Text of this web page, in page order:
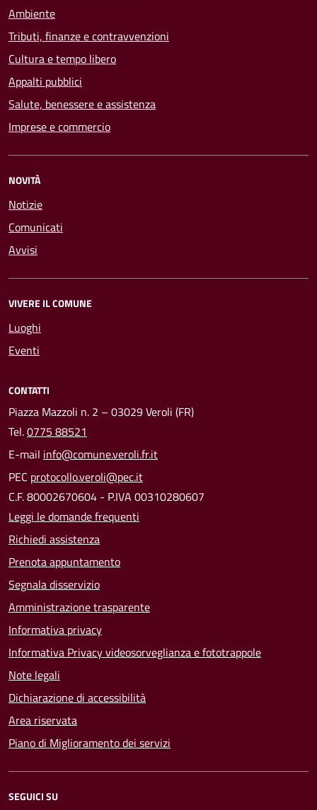
Ambiente
Tributi, finanze e contravvenzioni
Cultura e tempo libero
Appalti pubblici
Salute, benessere e assistenza
Imprese e commercio
NOVITÀ
Notizie
Comunicati
Avvisi
VIVERE IL COMUNE
Luoghi
Eventi
CONTATTI
Piazza Mazzoli n. 2 – 03029 Veroli (FR)
Tel.0775 88521
E-mail info@comune.veroli.fr.it
PEC protocollo.veroli@pec.it
C.F. 80002670604 - P.IVA 00310280607
Leggi le domande frequenti
Richiedi assistenza
Prenota appuntamento
Segnala disservizio
Amministrazione trasparente
Informativa privacy
Informativa Privacy videosorveglianza e fototrappole
Note legali
Dichiarazione di accessibilità
Area riservata
Piano di Miglioramento dei servizi
SEGUICI SU